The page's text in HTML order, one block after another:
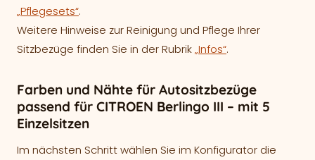
„Pflegesets“.
Weitere Hinweise zur Reinigung und Pflege Ihrer
Sitzbezüge finden Sie in der Rubrik„Infos“.
Farben und Nähte für Autositzbezüge
passend für CITROEN Berlingo III – mit 5
Einzelsitzen
Im nächsten Schritt wählen Sie im Konfigurator die